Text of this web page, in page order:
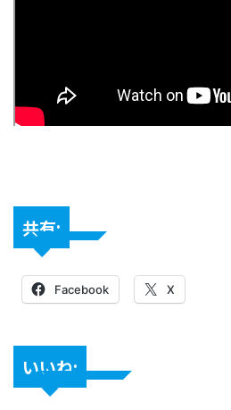
共有:
Facebook X
いいね: